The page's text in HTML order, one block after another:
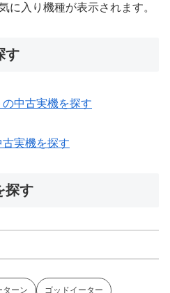
に入り機種が表示されます。
す
中古実機を探す
実機を探す
探す
ターン ゴッドイーター